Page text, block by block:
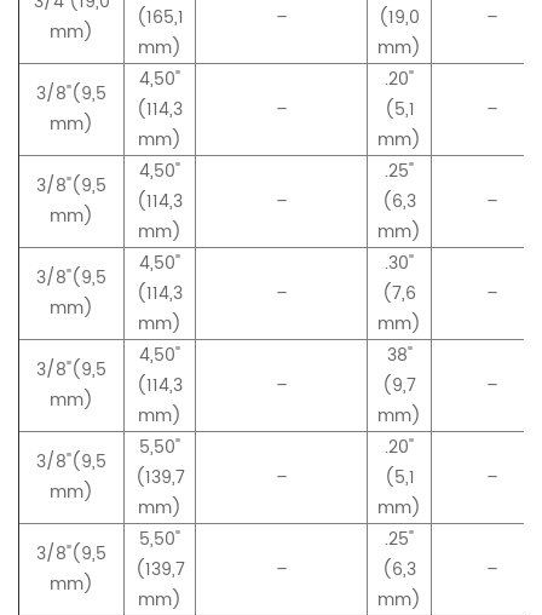
mm)
(165,1
mm)
–
(19,0
mm)
–
3/8"(9,5
mm)
4,50"
(114,3
mm)
–
.20"
(5,1
mm)
–
3/8"(9,5
mm)
4,50"
(114,3
mm)
–
.25"
(6,3
mm)
–
3/8"(9,5
mm)
4,50"
(114,3
mm)
–
.30"
(7,6
mm)
–
3/8"(9,5
mm)
4,50"
(114,3
mm)
–
38"
(9,7
mm)
–
3/8"(9,5
mm)
5,50"
(139,7
mm)
–
.20"
(5,1
mm)
–
3/8"(9,5
mm)
5,50"
(139,7
mm)
–
.25"
(6,3
mm)
–